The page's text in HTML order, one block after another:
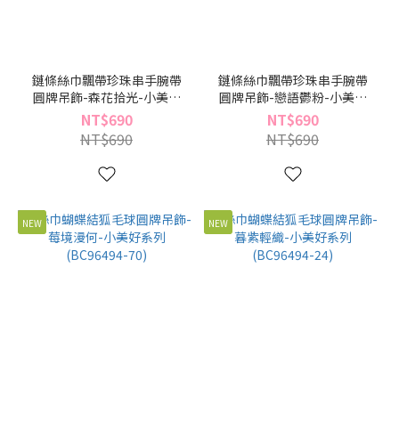
鏈條絲巾飄帶珍珠串手腕帶
圓牌吊飾-森花拾光-小美好
系列(BC96549-29)
NT$690
NT$690
鏈條絲巾飄帶珍珠串手腕帶
圓牌吊飾-戀語鬱粉-小美好
系列(BC96549-09)
NT$690
NT$690
NEW NEW